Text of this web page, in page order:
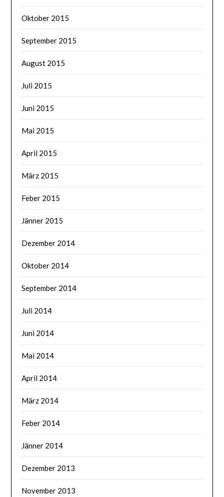
Oktober 2015
September 2015
August 2015
Juli 2015
Juni 2015
Mai 2015
April 2015
März 2015
Feber 2015
Jänner 2015
Dezember 2014
Oktober 2014
September 2014
Juli 2014
Juni 2014
Mai 2014
April 2014
März 2014
Feber 2014
Jänner 2014
Dezember 2013
November 2013